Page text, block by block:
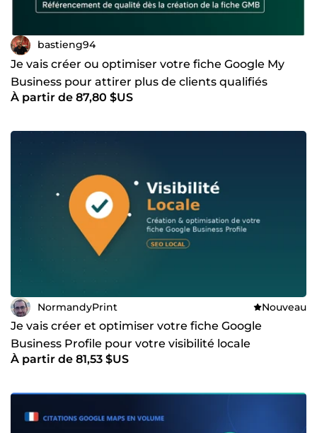
bastieng94
Je vais créer ou optimiser votre fiche Google My
Business pour attirer plus de clients qualifiés
À partir de 87,80 $US
NormandyPrint Nouveau
Je vais créer et optimiser votre fiche Google
Business Profile pour votre visibilité locale
À partir de 81,53 $US